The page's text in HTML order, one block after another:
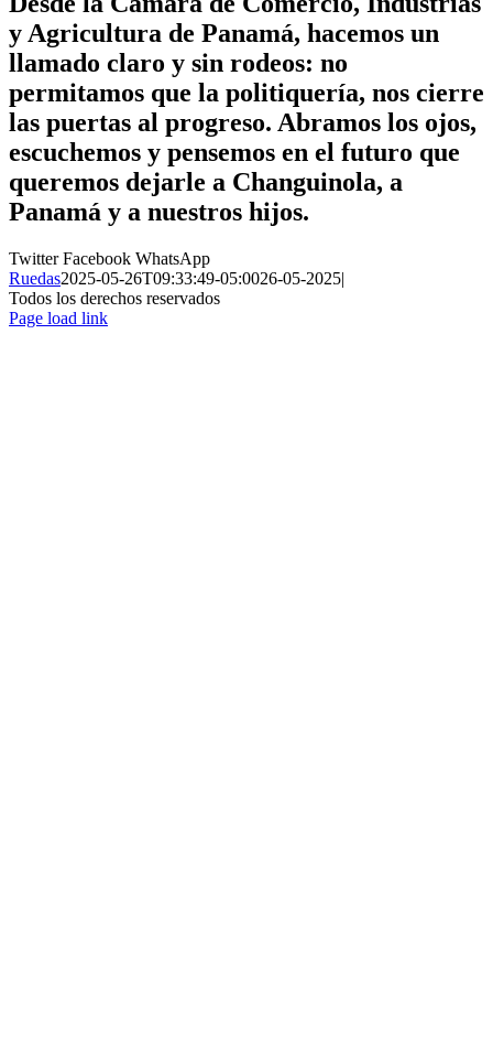
y Agricultura de Panamá, hacemos un
llamado claro y sin rodeos: no
permitamos que la politiquería, nos cierre
las puertas al progreso. Abramos los ojos,
escuchemos y pensemos en el futuro que
queremos dejarle a Changuinola, a
Panamá y a nuestros hijos.
TwitterFacebook WhatsApp
Ruedas2025-05-26T09:33:49-05:0026-05-2025|
Todos los derechos reservados
Page load link